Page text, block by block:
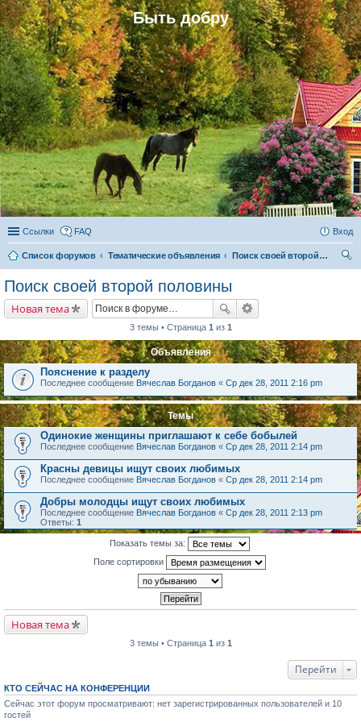
Быть добру
Ссылки FAQ Вход
Список форумов Тематические объявления
Поиск своей второй половины
Поиск своей второй половины
Новая тема
3 темы • Страница 1 из 1
Объявления
Пояснение к разделу
Последнее сообщение Вячеслав Богданов « Ср дек 28, 2011 2:16 pm
Темы
Одинокие женщины приглашают к себе бобылей
Последнее сообщение Вячеслав Богданов « Ср дек 28, 2011 2:14 pm
Красны девицы ищут своих любимых
Последнее сообщение Вячеслав Богданов « Ср дек 28, 2011 2:14 pm
Добры молодцы ищут своих любимых
Последнее сообщение Вячеслав Богданов « Ср дек 28, 2011 2:13 pm
Ответы: 1
Показать темы за:
Поле сортировки
Новая тема
3 темы • Страница 1 из 1
Перейти
КТО СЕЙЧАС НА КОНФЕРЕНЦИИ
Сейчас этот форум просматривают: нет зарегистрированных пользователей и 10
гостей